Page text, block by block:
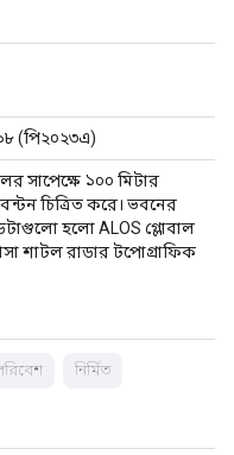
(পি২০২৩এ)
সাপেক্ষে ১০০ মিটার
চিত্রিত করে। ভবনের
হলো ALOS গ্লোবাল
শাটল রাডার টপোগ্রাফিক
নির্মিত